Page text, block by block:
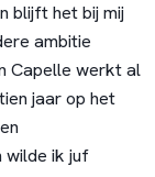
blijft het bij mij
ambitie
Capelle werkt al
jaar op het
wilde ik juf